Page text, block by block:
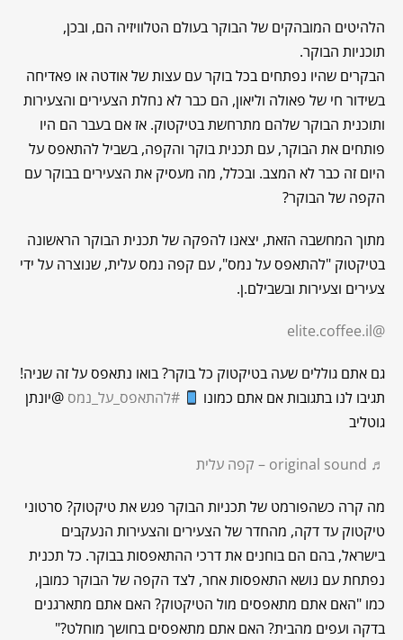
הלהיטים המובהקים של הבוקר בעולם הטלוויזיה הם, ובכן,
תוכניות הבוקר.
הבקרים שהיו נפתחים בכל בוקר עם עצות של אודטה או פאדיחה
בשידור חי של פאולה וליאון, הם כבר לא נחלת הצעירים והצעירות
ותוכנית הבוקר שלהם מתרחשת בטיקטוק. אז אם בעבר הם היו
פותחים את הבוקר, עם תכנית בוקר והקפה, בשביל להתאפס על
היום זה כבר לא המצב. ובכלל, מה מעסיק את הצעירים בבוקר עם
הקפה של הבוקר?
מתוך המחשבה הזאת, יצאנו להפקה של תכנית הבוקר הראשונה
בטיקטוק "להתאפס על נמס", עם קפה נמס עלית, שנוצרה על ידי
צעירים וצעירות ובשבילם.ן.
@elite.coffee.il
גם אתם גוללים שעה בטיקטוק כל בוקר? בואו נתאפס על זה שניה!
תגיבו לנו בתגובות אם אתם כמונו
#להתאפס_על_נמס @יונתן
גוטליב
♬ original sound – קפה עלית
מה קרה כשהפורמט של תכניות הבוקר פגש את טיקטוק? סרטוני
טיקטוק עד דקה, מהחדר של הצעירים והצעירות הנעקבים
בישראל, בהם הם בוחנים את דרכי ההתאפסות בבוקר. כל תכנית
נפתחת עם נושא התאפסות אחר, לצד הקפה של הבוקר כמובן,
כמו "האם אתם מתאפסים מול הטיקטוק? האם אתם מתארגנים
בדקה ועפים מהבית? האם אתם מתאפסים בחושך מוחלט?"